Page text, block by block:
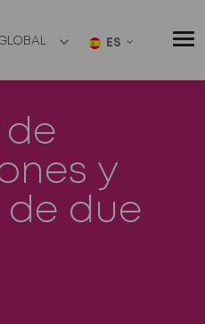
ES
de
y
de due